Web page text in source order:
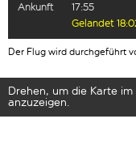
Ankunft
17:55
Gelandet
Der Flug wird durchgeführt
Drehen, um die Karte
anzuzeigen.